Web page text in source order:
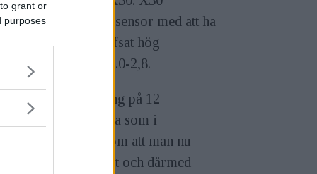
grant or
purposes sin mindre sensor med att ha
med hyfsat hög
28-112mm f/2.0-2,8.
har en upplösning på 12
och är samma som i
X20 förutom att man nu
bort lågpassfiltret och därmed